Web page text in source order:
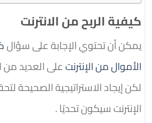
كيفية الربح من الانترنت
يمكن أن تحتوي الإجابة على سؤال
الأموال من الإنترنتعلى العديد من
لكن إيجاد الاستراتيجية الصحيحة
الإنترنت سيكون تحديًا .